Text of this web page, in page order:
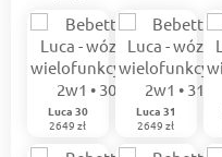
Luca 30
2649 zł
Luca 31
2649 zł